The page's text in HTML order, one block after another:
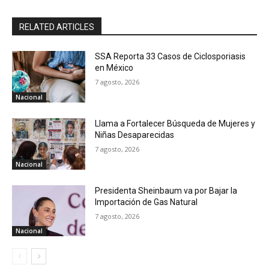
RELATED ARTICLES
Nacional
SSA Reporta 33 Casos de Ciclosporiasis
en México
7 agosto, 2026
Nacional
Llama a Fortalecer Búsqueda de Mujeres y
Niñas Desaparecidas
7 agosto, 2026
Nacional
Presidenta Sheinbaum va por Bajar la
Importación de Gas Natural
7 agosto, 2026